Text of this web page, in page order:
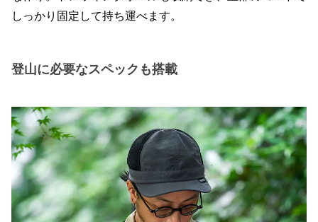
しっかり固定して持ち運べます。
登山に必要なスペックも搭載